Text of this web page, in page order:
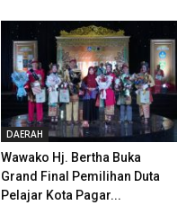
DAERAH
Wawako Hj. Bertha Buka
Grand Final Pemilihan Duta
Pelajar Kota Pagar...